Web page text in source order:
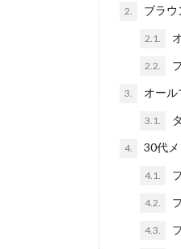
2. ブラウ
2.1.
2.2.
3. オール
3.1.
4. 30代
4.1.
4.2.
4.3.